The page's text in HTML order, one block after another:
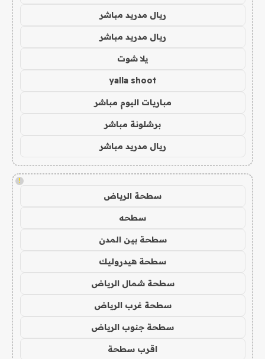
ريال مدريد مباشر
ريال مدريد مباشر
يلا شوت
yalla shoot
مباريات اليوم مباشر
برشلونة مباشر
ريال مدريد مباشر
!
سطحة الرياض
سطحه
سطحة بين المدن
سطحة هيدروليك
سطحة شمال الرياض
سطحة غرب الرياض
سطحة جنوب الرياض
اقرب سطحة